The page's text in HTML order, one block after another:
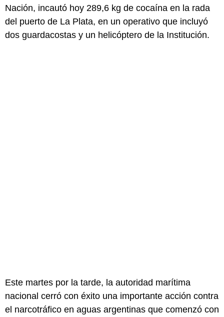
Nación, incautó hoy 289,6 kg de cocaína en la rada
del puerto de La Plata, en un operativo que incluyó
dos guardacostas y un helicóptero de la Institución.
Este martes por la tarde, la autoridad marítima
nacional cerró con éxito una importante acción contra
el narcotráfico en aguas argentinas que comenzó con